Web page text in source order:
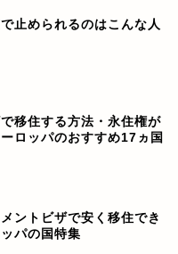
止められるのはこんな人
移住する方法・永住権が
ロッパのおすすめ17ヵ国
ントビザで安く移住でき
パの国特集